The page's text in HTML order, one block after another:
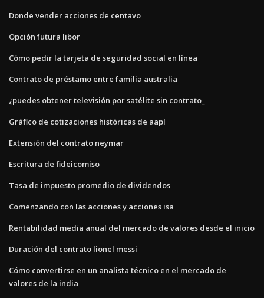
Donde vender acciones de centavo
Opción futura libor
Cómo pedir la tarjeta de seguridad social en línea
Contrato de préstamo entre familia australia
¿puedes obtener televisión por satélite sin contrato_
Gráfico de cotizaciones históricas de aapl
Extensión del contrato neymar
Escritura de fideicomiso
Tasa de impuesto promedio de dividendos
Comenzando con las acciones y acciones isa
Rentabilidad media anual del mercado de valores desde el inicio
Duración del contrato lionel messi
Cómo convertirse en un analista técnico en el mercado de
valores de la india